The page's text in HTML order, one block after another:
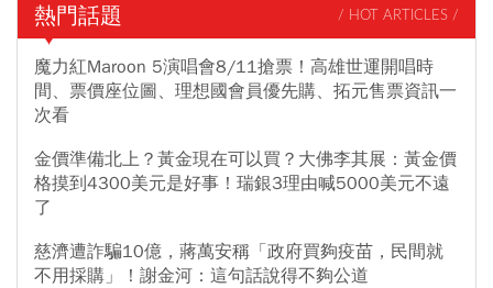
熱門話題 / HOT ARTICLES /
魔力紅Maroon 5演唱會8/11搶票！高雄世運開唱時
間、票價座位圖、理想國會員優先購、拓元售票資訊一
次看
金價準備北上？黃金現在可以買？大佛李其展：黃金價
格摸到4300美元是好事！瑞銀3理由喊5000美元不遠
了
慈濟遭詐騙10億，蔣萬安稱「政府買夠疫苗，民間就
不用採購」！謝金河：這句話說得不夠公道